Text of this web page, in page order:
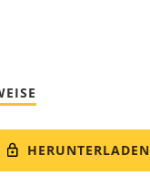
HERUNTERLADEN